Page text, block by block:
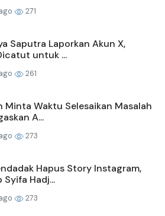
271
Saputra Laporkan Akun X,
untuk ...
261
Minta Waktu Selesaikan Masalah
A...
273
Hapus Story Instagram,
Syifa Hadj...
273